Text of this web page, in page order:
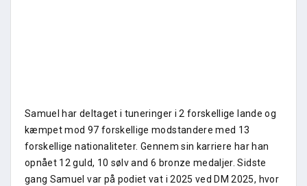
Samuel har deltaget i tuneringer i 2 forskellige lande og
kæmpet mod 97 forskellige modstandere med 13
forskellige nationaliteter. Gennem sin karriere har han
opnået 12 guld, 10 sølv and 6 bronze medaljer. Sidste
gang Samuel var på podiet vat i 2025 ved DM 2025, hvor